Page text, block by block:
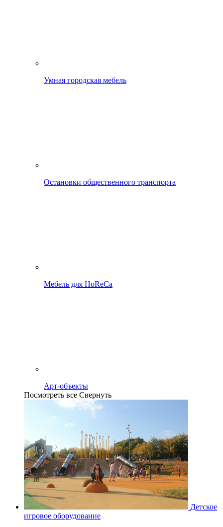
Умная городская мебель
Остановки общественного транспорта
Мебель для HoReCa
Арт-объекты
Посмотреть все Свернуть
Детское
игровое оборудование